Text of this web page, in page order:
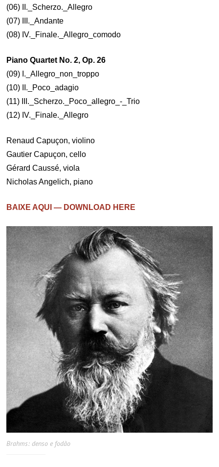
(06) II._Scherzo._Allegro
(07) III._Andante
(08) IV._Finale._Allegro_comodo
Piano Quartet No. 2, Op. 26
(09) I._Allegro_non_troppo
(10) II._Poco_adagio
(11) III._Scherzo._Poco_allegro_-_Trio
(12) IV._Finale._Allegro
Renaud Capuçon, violino
Gautier Capuçon, cello
Gérard Caussé, viola
Nicholas Angelich, piano
BAIXE AQUI — DOWNLOAD HERE
Brahms: denso e fodão